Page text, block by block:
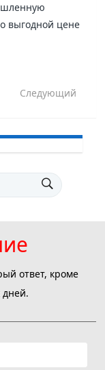
выгодной цене
Следующий
ответ, кроме